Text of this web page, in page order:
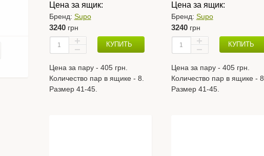
Цена за ящик:
Бренд: Supo
3240 грн
КУПИТЬ
Цена за пару - 405 грн.
Количество пар в ящике - 8.
Размер 41-45.
Цена за ящик:
Бренд: Supo
3240 грн
КУПИТЬ
Цена за пару - 405 грн.
Количество пар в ящике - 8.
Размер 41-45.